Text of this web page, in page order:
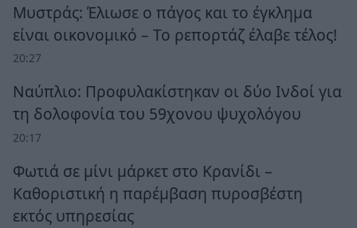
Μυστράς: Έλιωσε ο πάγος και το έγκλημα
είναι οικονομικό – Το ρεπορτάζ έλαβε τέλος!
20:27
Ναύπλιο: Προφυλακίστηκαν οι δύο Ινδοί για
τη δολοφονία του 59χονου ψυχολόγου
20:17
Φωτιά σε μίνι μάρκετ στο Κρανίδι –
Καθοριστική η παρέμβαση πυροσβέστη
εκτός υπηρεσίας